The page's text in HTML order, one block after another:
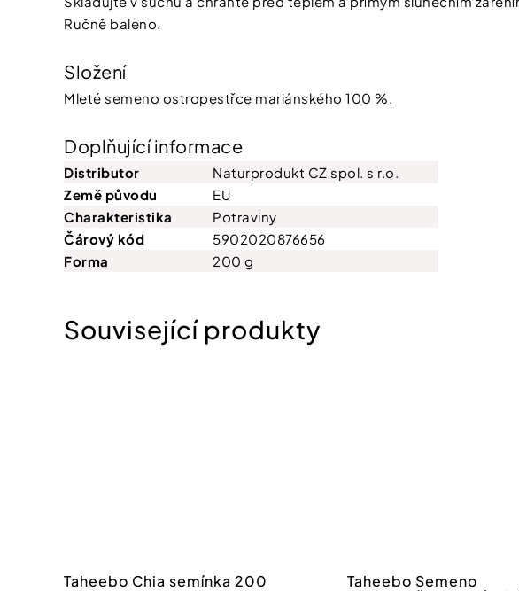
Ručně baleno.
Složení
Mleté semeno ostropestřce mariánského 100 %.
Doplňující informace
Distributor
Naturprodukt CZ spol. s r.o.
Země původu
EU
Charakteristika
Potraviny
Čárový kód
5902020876656
Forma
200 g
Taheebo Chia semínka 200
Taheebo Semeno